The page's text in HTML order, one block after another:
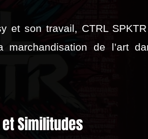
et son travail, CTRL
marchandisation de l’art
Similitudes